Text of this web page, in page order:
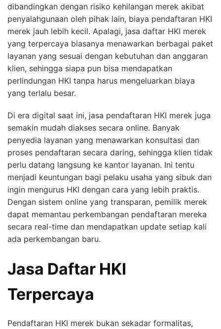
dibandingkan dengan risiko kehilangan merek akibat
penyalahgunaan oleh pihak lain, biaya pendaftaran HKI
merek jauh lebih kecil. Apalagi, jasa daftar HKI merek
yang terpercaya biasanya menawarkan berbagai paket
layanan yang sesuai dengan kebutuhan dan anggaran
klien, sehingga siapa pun bisa mendapatkan
perlindungan HKI tanpa harus mengeluarkan biaya
yang terlalu besar.
Di era digital saat ini, jasa pendaftaran HKI merek juga
semakin mudah diakses secara online. Banyak
penyedia layanan yang menawarkan konsultasi dan
proses pendaftaran secara daring, sehingga klien tidak
perlu datang langsung ke kantor layanan. Ini tentu
menjadi keuntungan bagi pelaku usaha yang sibuk dan
ingin mengurus HKI dengan cara yang lebih praktis.
Dengan sistem online yang transparan, pemilik merek
dapat memantau perkembangan pendaftaran mereka
secara real-time dan mendapatkan update setiap kali
ada perkembangan baru.
Jasa Daftar HKI
Terpercaya
Pendaftaran HKI merek bukan sekadar formalitas,